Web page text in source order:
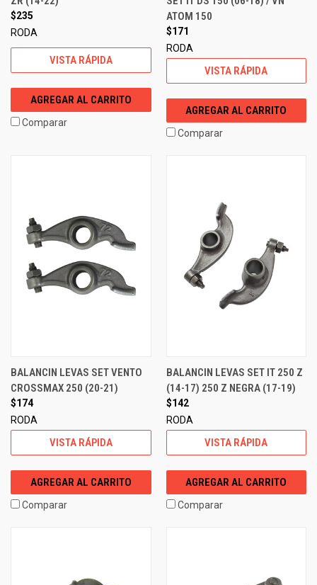
$235
RODA
VISTA RÁPIDA
AGREGAR AL CARRITO
Comparar
ATOM 150
$171
RODA
VISTA RÁPIDA
AGREGAR AL CARRITO
Comparar
BALANCIN LEVAS SET VENTO
CROSSMAX 250 (20-21)
$174
RODA
VISTA RÁPIDA
AGREGAR AL CARRITO
Comparar
BALANCIN LEVAS SET IT 250 Z
(14-17) 250 Z NEGRA (17-19)
$142
RODA
VISTA RÁPIDA
AGREGAR AL CARRITO
Comparar